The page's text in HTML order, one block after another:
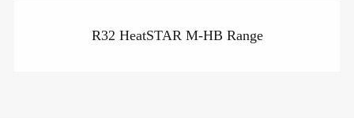
R32 HeatSTAR M-HB Range